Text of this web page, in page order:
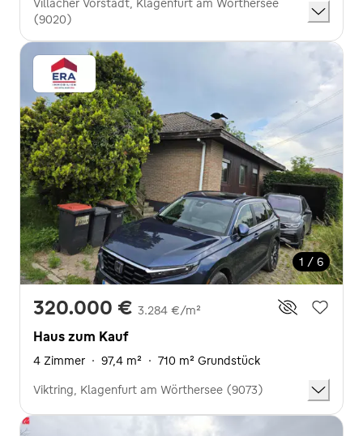
Villacher Vorstadt, Klagenfurt am Wörthersee
(9020)
1 / 6
320.000 € 3.284 €/m²
Haus zum Kauf
4 Zimmer · 97,4 m² · 710 m² Grundstück
Viktring, Klagenfurt am Wörthersee (9073)